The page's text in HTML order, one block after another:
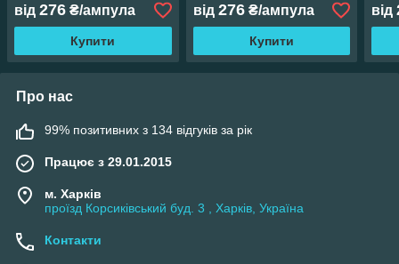
від 276 ₴/ампула
Купити
від 276₴/ампула
Купити
від
Про нас
99% позитивних з 134 відгуків за рік
Працює з 29.01.2015
м. Харків
проїзд Корсиківський буд. 3 , Харків, Україна
Контакти